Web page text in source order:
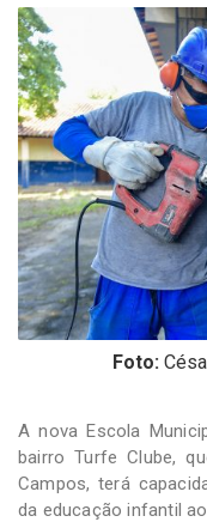
Desenvolvido
por
Hesea
Tecnologia
Sistemas
Foto:
A nova Escola
bairro Turfe Clube,
Campos, terá
da educação infantil